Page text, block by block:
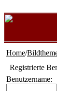
Home/
Registrierte
Benutzername: